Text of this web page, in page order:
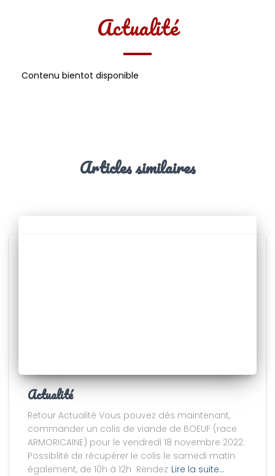
Actualité
Contenu bientot disponible
Articles similaires
Actualité
Retour Actualité Vous pouvez dès maintenant,
commander un colis de viande de BOEUF (race
ARMORICAINE) pour le vendredi 18 novembre 2022.
Possiblité de récupérer le colis le samedi matin
également, de 10h à 12h Rendez Lire la suite…